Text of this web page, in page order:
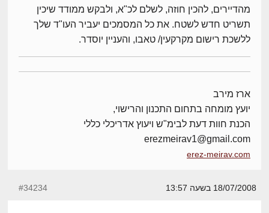
מהדיירים, להכין חוזה, לשלם לכ"א, ולבקש ממודד שיכין
תשריט חדש לשטח. את כל המסמכים יעביר העו"ד שלך
ללשכת רישום מקרקעין/ טאבו, והעניין יוסדר.
ארז מירב
יועץ מומחה בתחום התכנון והרישוי,
הכנת חוות דעת לבימ"ש ויעוץ אדריכלי כללי
erezmeirav1@gmail.com
erez-meirav.com
18/07/2008 בשעה 13:57 #34234